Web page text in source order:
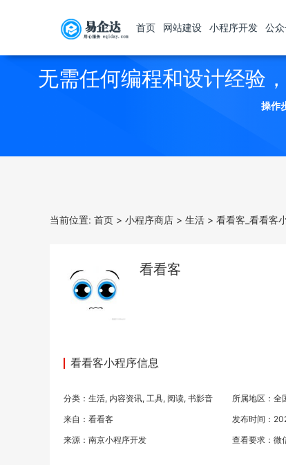
首页 网站建设 小程序开发 公
无需任何编程和设计经验
操作
当前位置: 首页 > 小程序商店 > 生活 > 看看客_看看客
看看客
看看客小程序信息
分类： 生活, 内容资讯, 工具, 阅读, 书影音
所属地区：全
来自：看看客
发布时间：
来源： 南京小程序开发 查看要求：微